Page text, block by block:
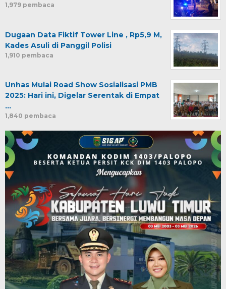
1,979 pembaca
Dugaan Data Fiktif Tower Line , Rp5,9 M,
Kades Asuli di Panggil Polisi
1,910 pembaca
Unhas Mulai Road Show Sosialisasi PMB
2025: Hari ini, Digelar Serentak di Empat
…
1,840 pembaca